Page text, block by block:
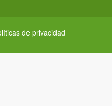
de privacidad